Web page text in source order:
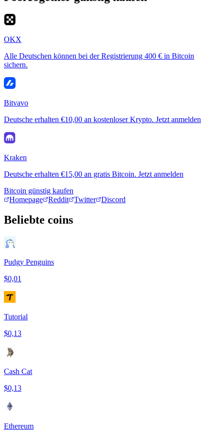
OKX
Alle Deutschen können bei der Registrierung 400 € in Bitcoin
sichern.
Bitvavo
Deutsche erhalten €10,00 an kostenloser Krypto. Jetzt anmelden
Kraken
Deutsche erhalten €15,00 an gratis Bitcoin. Jetzt anmelden
Bitcoin günstig kaufen
Homepage
Reddit Twitter Discord
Beliebte coins
Pudgy Penguins
$0,01
Tutorial
$0,13
Cash Cat
$0,13
Ethereum